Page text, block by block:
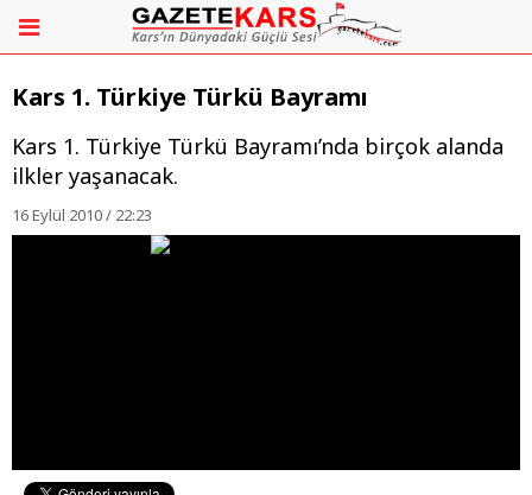
Kars 1. Türkiye Türkü Bayramı
Kars 1. Türkiye Türkü Bayramı’nda birçok alanda
ilkler yaşanacak.
16 Eylül 2010 / 22:23